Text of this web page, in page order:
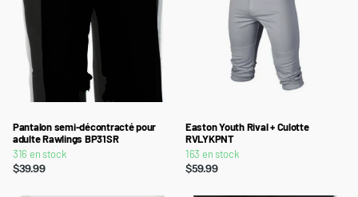
Pantalon semi-décontracté pour
adulte Rawlings BP31SR
316 en stock
$39.99
Easton Youth Rival + Culotte
RVLYKPNT
163 en stock
$59.99